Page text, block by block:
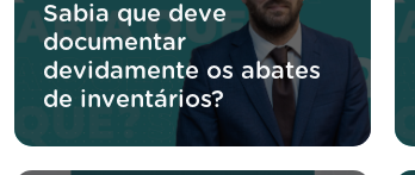
Sabia que deve
documentar
devidamente os abates
de inventários?